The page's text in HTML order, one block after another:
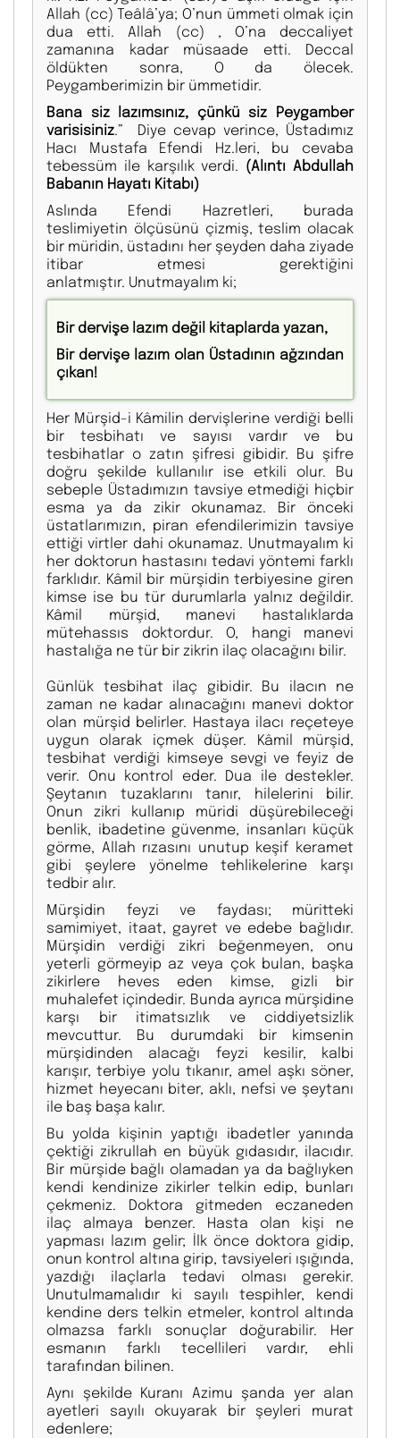
Allah (cc) Teâlâ’ya; O’nun ümmeti olmak için
dua etti. Allah (cc) , O’na deccaliyet
zamanına kadar müsaade etti. Deccal
öldükten sonra, O da ölecek.
Peygamberimizin bir ümmetidir.
Bana siz lazımsınız, çünkü siz Peygamber
varisisiniz.” Diye cevap verince, Üstadımız
Hacı Mustafa Efendi Hz.leri, bu cevaba
tebessüm ile karşılık verdi. (Alıntı Abdullah
Babanın Hayatı Kitabı)
Aslında Efendi Hazretleri, burada
teslimiyetin ölçüsünü çizmiş, teslim olacak
bir müridin, üstadını her şeyden daha ziyade
itibar etmesi gerektiğini
anlatmıştır. Unutmayalım ki;
Bir dervişe lazım değil kitaplarda yazan,
Bir dervişe lazım olan Üstadının ağzından
çıkan!
Her Mürşid-i Kâmilin dervişlerine verdiği belli
bir tesbihatı ve sayısı vardır ve bu
tesbihatlar o zatın şifresi gibidir. Bu şifre
doğru şekilde kullanılır ise etkili olur. Bu
sebeple Üstadımızın tavsiye etmediği hiçbir
esma ya da zikir okunamaz. Bir önceki
üstatlarımızın, piran efendilerimizin tavsiye
ettiği virtler dahi okunamaz. Unutmayalım ki
her doktorun hastasını tedavi yöntemi farklı
farklıdır. Kâmil bir mürşidin terbiyesine giren
kimse ise bu tür durumlarla yalnız değildir.
Kâmil mürşid, manevi hastalıklarda
mütehassıs doktordur. O, hangi manevi
hastalığa ne tür bir zikrin ilaç olacağını bilir.
Günlük tesbihat ilaç gibidir. Bu ilacın ne
zaman ne kadar alınacağını manevi doktor
olan mürşid belirler. Hastaya ilacı reçeteye
uygun olarak içmek düşer. Kâmil mürşid,
tesbihat verdiği kimseye sevgi ve feyiz de
verir. Onu kontrol eder. Dua ile destekler.
Şeytanın tuzaklarını tanır, hilelerini bilir.
Onun zikri kullanıp müridi düşürebileceği
benlik, ibadetine güvenme, insanları küçük
görme, Allah rızasını unutup keşif keramet
gibi şeylere yönelme tehlikelerine karşı
tedbir alır.
Mürşidin feyzi ve faydası; müritteki
samimiyet, itaat, gayret ve edebe bağlıdır.
Mürşidin verdiği zikri beğenmeyen, onu
yeterli görmeyip az veya çok bulan, başka
zikirlere heves eden kimse, gizli bir
muhalefet içindedir. Bunda ayrıca mürşidine
karşı bir itimatsızlık ve ciddiyetsizlik
mevcuttur. Bu durumdaki bir kimsenin
mürşidinden alacağı feyzi kesilir, kalbi
karışır, terbiye yolu tıkanır, amel aşkı söner,
hizmet heyecanı biter, aklı, nefsi ve şeytanı
ile baş başa kalır.
Bu yolda kişinin yaptığı ibadetler yanında
çektiği zikrullah en büyük gıdasıdır, ilacıdır.
Bir mürşide bağlı olamadan ya da bağlıyken
kendi kendinize zikirler telkin edip, bunları
çekmeniz. Doktora gitmeden eczaneden
ilaç almaya benzer. Hasta olan kişi ne
yapması lazım gelir; İlk önce doktora gidip,
onun kontrol altına girip, tavsiyeleri ışığında,
yazdığı ilaçlarla tedavi olması gerekir.
Unutulmamalıdır ki sayılı tespihler, kendi
kendine ders telkin etmeler, kontrol altında
olmazsa farklı sonuçlar doğurabilir. Her
esmanın farklı tecellileri vardır, ehli
tarafından bilinen.
Aynı şekilde Kuranı Azimu şanda yer alan
ayetleri sayılı okuyarak bir şeyleri murat
edenlere;